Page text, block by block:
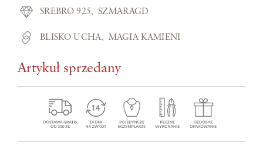
SREBRO 925 SZMARAGD
BLISKO UCHA MAGIA KAMIENI
Artykuł sprzedany